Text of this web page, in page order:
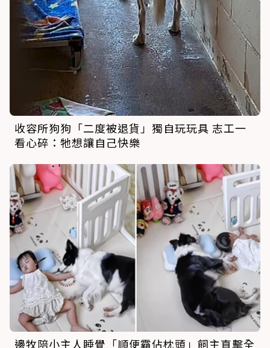
收容所狗狗「二度被退貨」獨自玩玩具 志工一
看心碎：牠想讓自己快樂
邊牧陪小主人睡覺「順便霸佔枕頭」飼主直擊全